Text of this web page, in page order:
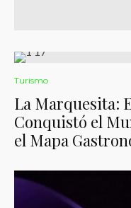
Turismo
La Marquesita:
Conquistó el
el Mapa